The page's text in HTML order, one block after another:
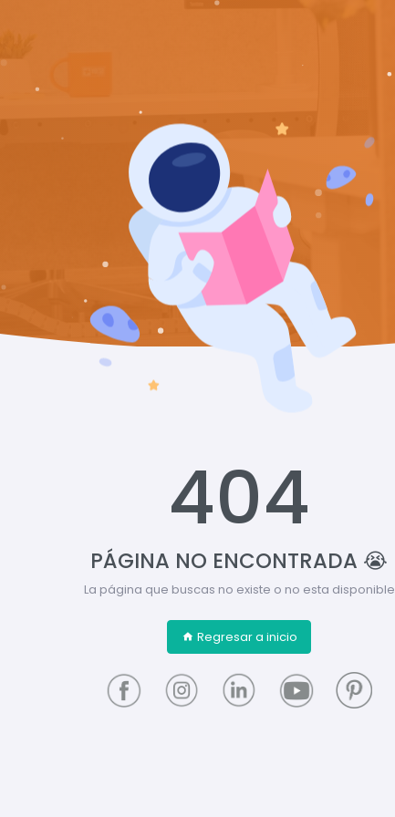
404
PÁGINA NO ENCONTRADA 😭
La página que buscas no existe o no esta disponible
Regresar a inicio